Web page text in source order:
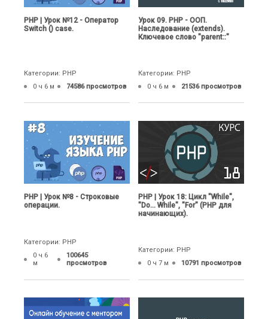
PHP | Урок №12 - Оператор
Switch () case.
Категории: PHP
0 ч 6 м
74586 просмотров
Урок 09. PHP - ООП.
Наследование (extends).
Ключевое слово "parent::"
Категории: PHP
0 ч 6 м
21536 просмотров
PHP | Урок №8 - Строковые
операции.
Категории: PHP
0 ч 6
м
100645
просмотров
PHP | Урок 18: Цикл "While",
"Do... While", "For" (PHP для
начинающих).
Категории: PHP
0 ч 7 м
10791 просмотров